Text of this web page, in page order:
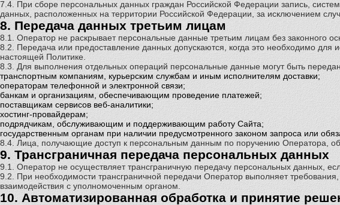
7.4. При сборе персональных данных граждан Российской Федерации запись,
данных, расположенных на территории Российской Федерации, за исключением
8. Передача данных третьим лицам
8.1. Оператор не раскрывает персональные данные третьим лицам без законного
8.2. Передача или предоставление данных допускаются, когда это необходимо для
настоящей Политике.
8.3. Для выполнения отдельных операций персональные данные могут быть
транспортным компаниям, курьерским службам и иным исполнителям доставки;
операторам телефонной и электронной связи;
банкам и организациям, обеспечивающим проведение платежей;
поставщикам сервисов веб-аналитики;
хостинг-провайдерам;
подрядчикам, обслуживающим и поддерживающим работу Сайта;
государственным органам при наличии предусмотренного законом запроса или
8.4. Лица, получающие доступ к персональным данным по поручению Оператора,
9. Трансграничная передача персональных данных
9.1. Оператор не осуществляет трансграничную передачу персональных данных,
9.2. При необходимости трансграничной передачи Оператор выполняет
взаимодействия с уполномоченным органом.
10. Автоматизированная обработка и принятие